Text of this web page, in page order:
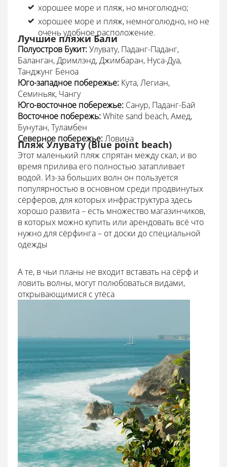
хорошее море и пляж, но многолюдно;
хорошее море и пляж, немноголюдно, но не
очень удобное расположение.
Лучшие пляжи Бали
Полуостров Букит:Улувату, Паданг-Паданг,
Баланган, Дримлэнд, Джимбаран, Нуса-Дуа,
Танджунг Беноа
Юго-западное побережье: Кута, Легиан,
Семиньяк, Чангу
Юго-восточное побережье: Санур, Паданг-Бай
Восточное побережь:White sand beach, Амед,
Бунутан, Туламбен
Северное побережье:Ловина
Пляж Улувату (Blue point beach)
Этот маленький пляж спрятан между скал, и во
время прилива его полностью затапливает
водой. Из-за больших волн он пользуется
популярностью в основном среди продвинутых
сёрферов, для которых инфраструктура здесь
хорошо развита – есть множество магазинчиков,
в которых можно купить или арендовать всё что
нужно для сёрфинга – от доски до специальной
одежды
А те, в чьи планы не входит вставать на сёрф и
ловить волны, могут полюбоваться видами,
открывающимися с утёса